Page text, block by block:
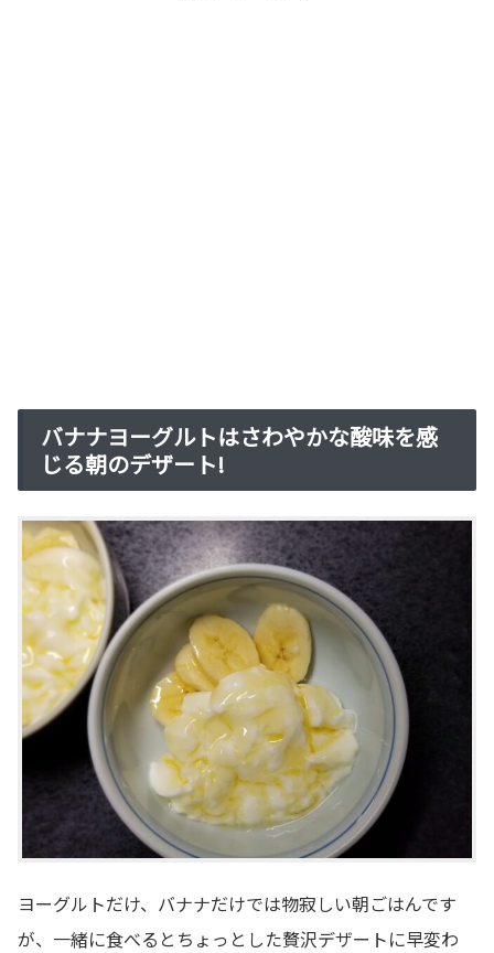
バナナヨーグルトはさわやかな酸味を感
じる朝のデザート!
ヨーグルトだけ、バナナだけでは物寂しい朝ごはんです
が、一緒に食べるとちょっとした贅沢デザートに早変わ